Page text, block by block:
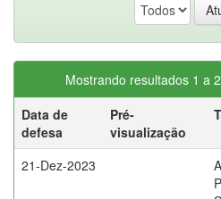
Mostrando resultados 1 a
Data de
defesa
Pré-
visualização
21-Dez-2023